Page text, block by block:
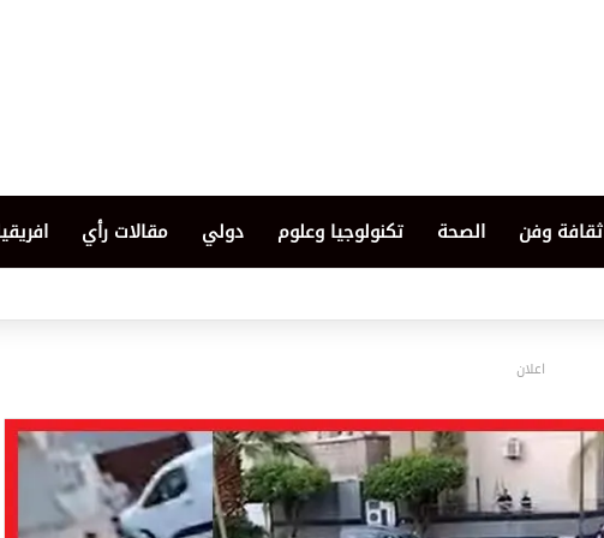
ثقافة وفن الصحة تكنولوجيا وعلوم دولي مقالات رأي
اعلان